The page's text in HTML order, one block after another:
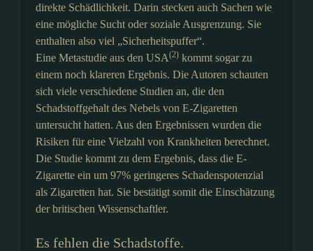
direkte Schädlichkeit. Darin stecken auch Sachen wie
eine mögliche Sucht oder soziale Ausgrenzung. Sie
enthalten also viel „Sicherheitspuffer“.
Eine Metastudie aus den USA(2) kommt sogar zu
einem noch klareren Ergebnis. Die Autoren schauten
sich viele verschiedene Studien an, die den
Schadstoffgehalt des Nebels von E-Zigaretten
untersucht hatten. Aus den Ergebnissen wurden die
Risiken für eine Vielzahl von Krankheiten berechnet.
Die Studie kommt zu dem Ergebnis, dass die E-
Zigarette ein um 97% geringeres Schadenspotenzial
als Zigaretten hat. Sie bestätigt somit die Einschätzung
der britischen Wissenschaftler.
Es fehlen die Schadstoffe.